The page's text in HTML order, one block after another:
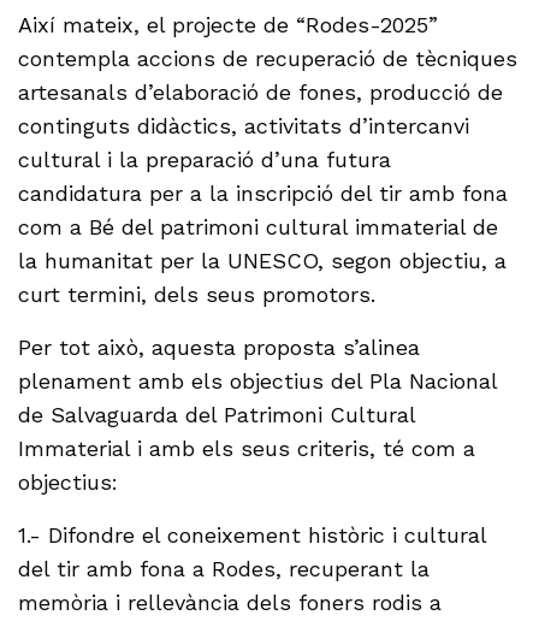
Així mateix, el projecte de “Rodes-2025”
contempla accions de recuperació de tècniques
artesanals d’elaboració de fones, producció de
continguts didàctics, activitats d’intercanvi
cultural i la preparació d’una futura
candidatura per a la inscripció del tir amb fona
com a Bé del patrimoni cultural immaterial de
la humanitat per la UNESCO, segon objectiu, a
curt termini, dels seus promotors.
Per tot això, aquesta proposta s’alinea
plenament amb els objectius del Pla Nacional
de Salvaguarda del Patrimoni Cultural
Immaterial i amb els seus criteris, té com a
objectius:
1.- Difondre el coneixement històric i cultural
del tir amb fona a Rodes, recuperant la
memòria i rellevància dels foners rodis a